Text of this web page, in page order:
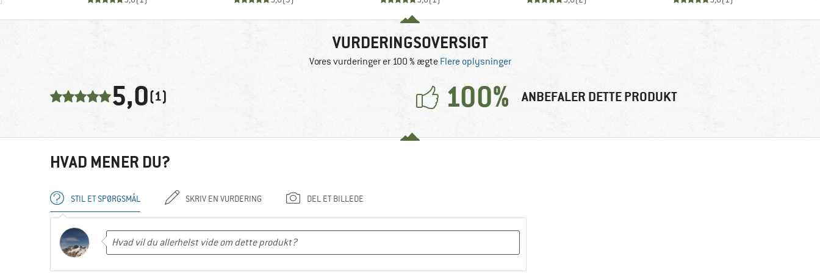
VURDERINGSOVERSIGT
Vores vurderinger er 100 % ægte Flere oplysninger
5,0(1) 100% ANBEFALER DETTE PRODUKT
HVAD MENER DU?
STIL ET SPØRGSMÅL SKRIV EN VURDERING DEL ET BILLEDE